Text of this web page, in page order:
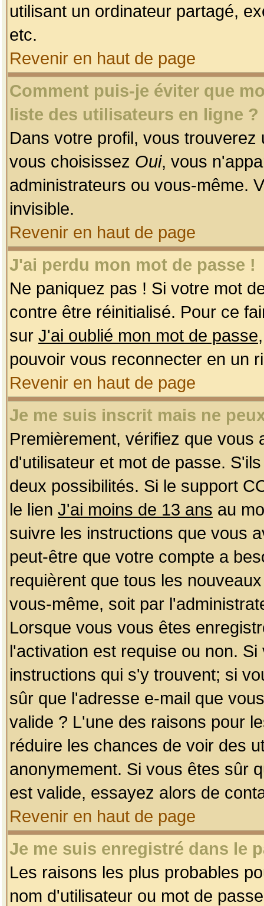
utilisant un ordinateur partagé,
etc.
Revenir en haut de page
Comment puis-je éviter que
liste des utilisateurs en ligne ?
Dans votre profil, vous
vous choisissez Oui, vous
administrateurs ou vous-même.
invisible.
Revenir en haut de page
J'ai perdu mon mot de passe !
Ne paniquez pas ! Si votre mot
contre être réinitialisé. Pour ce
sur J'ai oublié mon mot de passe
pouvoir vous reconnecter en un
Revenir en haut de page
Je me suis inscrit mais ne
Premièrement, vérifiez que
d'utilisateur et mot de passe.
deux possibilités. Si le support
le lien J'ai moins de 13 ans au
suivre les instructions que vous
peut-être que votre compte a
requièrent que tous les
vous-même, soit par
Lorsque vous vous êtes
l'activation est requise ou non.
instructions qui s'y trouvent; si
sûr que l'adresse e-mail que
valide ? L'une des raisons pour
réduire les chances de voir des
anonymement. Si vous êtes sûr
est valide, essayez alors de
Revenir en haut de page
Je me suis enregistré dans le
Les raisons les plus probables
nom d'utilisateur ou mot de